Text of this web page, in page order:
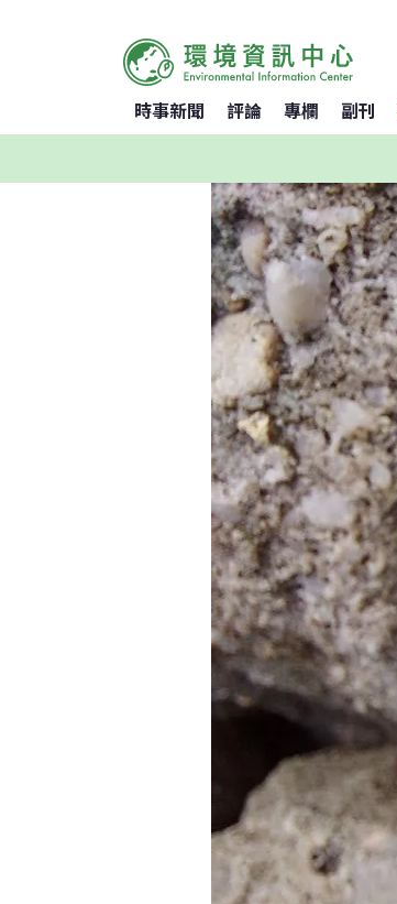
時事新聞 評論 專欄 副刊